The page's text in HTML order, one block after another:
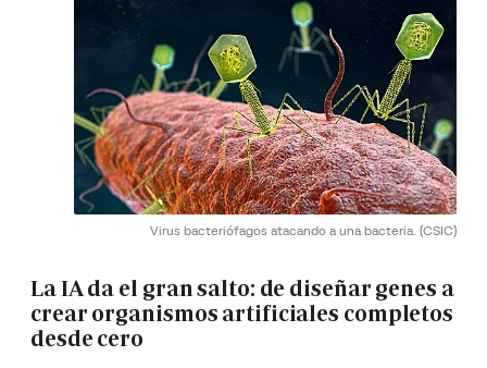
Virus bacteriófagos atacando a una bacteria. (CSIC)
La IA da el gran salto: de diseñar genes a
crear organismos artificiales completos
desde cero